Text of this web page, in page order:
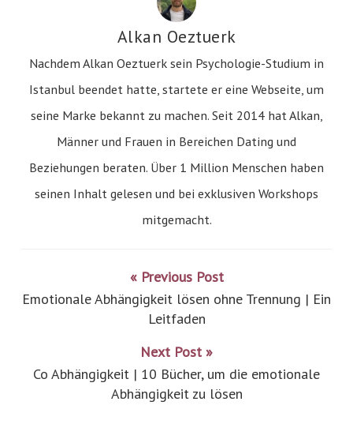
Alkan Oeztuerk
Nachdem Alkan Oeztuerk sein Psychologie-Studium in
Istanbul beendet hatte, startete er eine Webseite, um
seine Marke bekannt zu machen. Seit 2014 hat Alkan,
Männer und Frauen in Bereichen Dating und
Beziehungen beraten. Über 1 Million Menschen haben
seinen Inhalt gelesen und bei exklusiven Workshops
mitgemacht.
« Previous Post
Emotionale Abhängigkeit lösen ohne Trennung | Ein
Leitfaden
Next Post »
Co Abhängigkeit | 10 Bücher, um die emotionale
Abhängigkeit zu lösen